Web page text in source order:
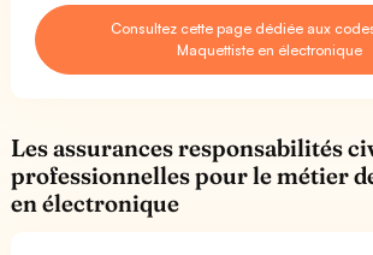
Consultez cette page dédiée aux
Maquettiste en électronique
Les assurances responsabilités
professionnelles pour le métier
en électronique